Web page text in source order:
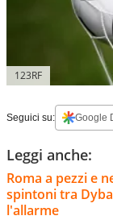
123RF
Seguici su: Google
Leggi anche:
Roma a pezzi e
spintoni tra
l'allarme